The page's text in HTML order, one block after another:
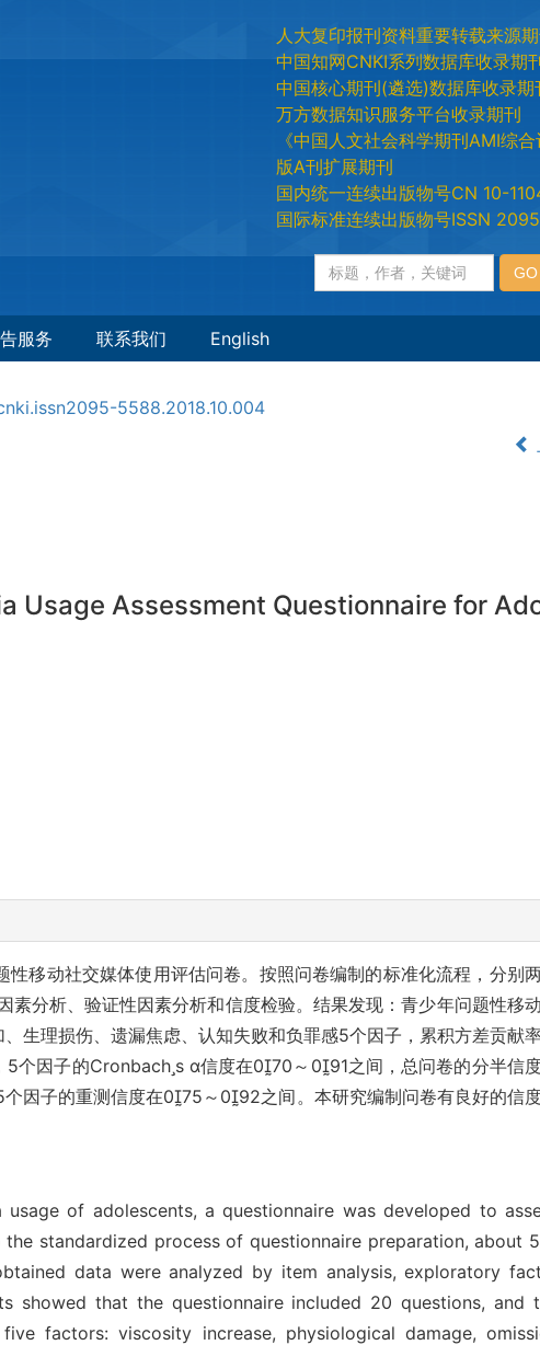
人大复印报刊资料重要转载来源
中国知网CNKI系列数据库收录期
中国核心期刊(遴选)数据库收录期
万方数据知识服务平台收录期刊
《中国人文社会科学期刊AMI综
版A刊扩展期刊
国内统一连续出版物号CN 10-
国际标准连续出版物号ISSN
服务 联系我们 English
5588.2018.10.004
Usage Assessment Questionnaire for
移动社交媒体使用评估问卷。按照问卷编制的标准化流程，分别
分析、验证性因素分析和信度检验。结果发现：青少年问题性移
生理损伤、遗漏焦虑、认知失败和负罪感5个因子，累积方差贡献
个因子的Cronbachs α信度在070～091之间，总问卷的分半信
因子的重测信度在075～092之间。本研究编制问卷有良好的信
of adolescents, a questionnaire was developed to
standardized process of questionnaire preparation, about
data were analyzed by item analysis, exploratory
showed that the questionnaire included 20 questions, and
factors: viscosity increase, physiological damage,